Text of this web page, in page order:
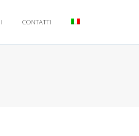
CONTATTI